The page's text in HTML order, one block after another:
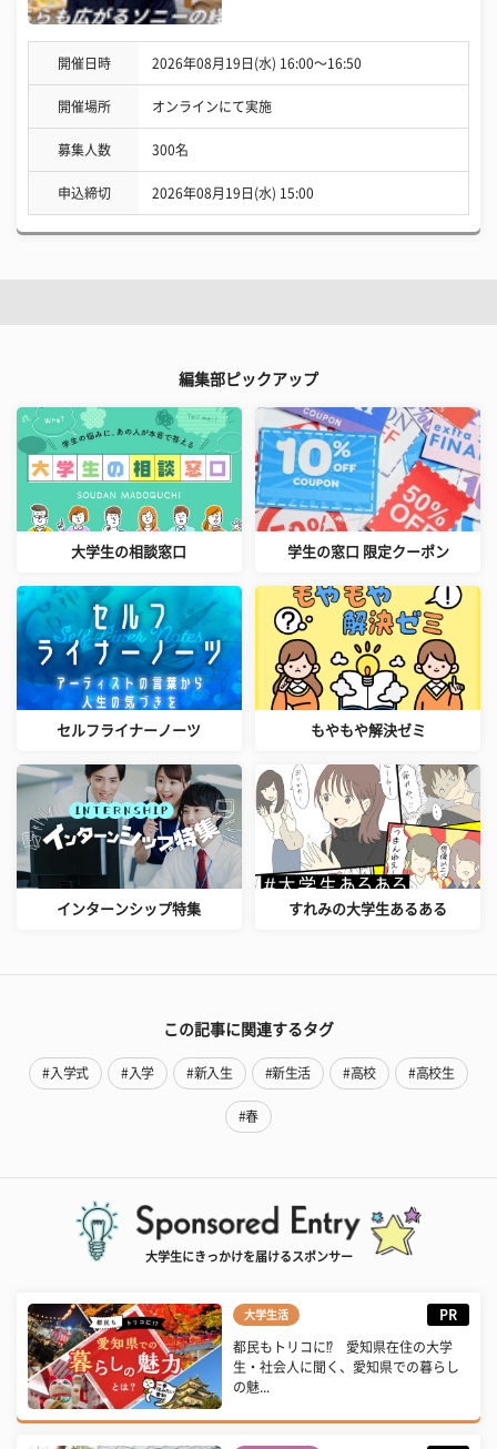
開催日時 2026年08月19日(水) 16:00〜16:50
開催場所 オンラインにて実施
募集人数 300名
申込締切 2026年08月19日(水) 15:00
編集部ピックアップ
大学生の相談窓口 学生の窓口 限定クーポン
セルフライナーノーツ もやもや解決ゼミ
インターンシップ特集 すれみの大学生あるある
この記事に関連するタグ
#入学式 #入学 #新入生 #新生活 #高校 #高校生
#春
大学生にきっかけを届けるスポンサー
大学生活 PR
都民もトリコに⁉ 愛知県在住の大学
生・社会人に聞く、愛知県での暮らし
の魅...